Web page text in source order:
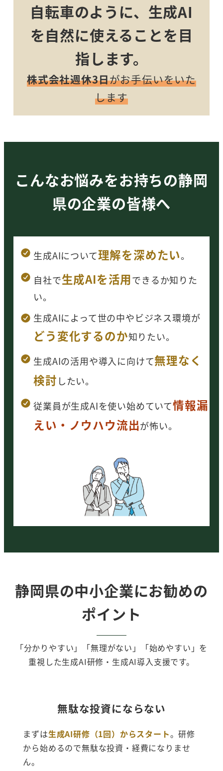
自転車のように、生成AI
を自然に使えることを目
指します。
株式会社週休3日がお手伝いをいた
します
こんなお悩みをお持ちの静岡
県の企業の皆様へ
生成AIについて理解を深めたい。
自社で生成AIを活用できるか知りた
い。
生成AIによって世の中やビジネス環境が
どう変化するのか知りたい。
生成AIの活用や導入に向けて無理なく
検討 したい。
従業員が生成AIを使い始めていて情報漏
えい・ノウハウ流出が怖い。
静岡県の中小企業にお勧めの
ポイント
「分かりやすい」「無理がない」「始めやすい」を
重視した生成AI研修・生成AI導入支援です。
無駄な投資にならない
まずは生成AI研修（1回）からスタート。研修
から始めるので無駄な投資・経費になりませ
ん。